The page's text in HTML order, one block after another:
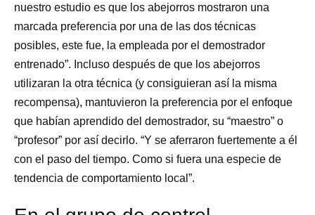
nuestro estudio es que los abejorros mostraron una
marcada preferencia por una de las dos técnicas
posibles, este fue, la empleada por el demostrador
entrenado”. Incluso después de que los abejorros
utilizaran la otra técnica (y consiguieran así la misma
recompensa), mantuvieron la preferencia por el enfoque
que habían aprendido del demostrador, su “maestro” o
“profesor” por así decirlo. “Y se aferraron fuertemente a él
con el paso del tiempo. Como si fuera una especie de
tendencia de comportamiento local”.